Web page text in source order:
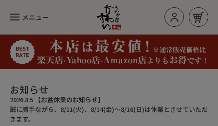
メニュー
お知らせ
2026.8.5 【お盆休業のお知らせ】
誠に勝手ながら、8/11(火)、8/14(金)～8/16(日)は休業とさせていただ
きます。
ログイン/新規登録 お買い物カゴ
カテゴリー